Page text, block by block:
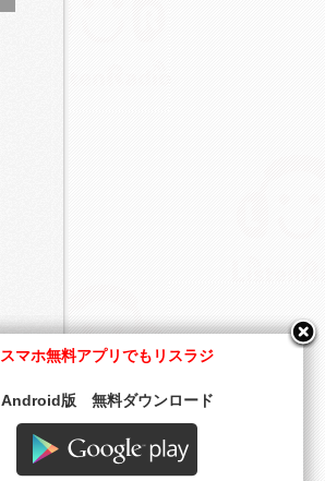
スマホ無料アプリでもリスラジ
Android版 無料ダウンロード